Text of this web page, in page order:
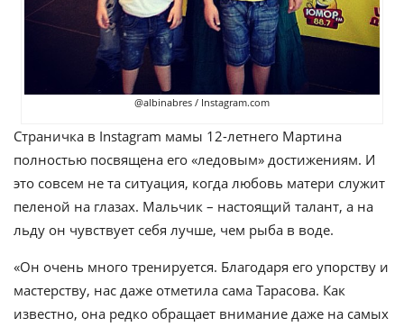
@albinabres / Instagram.com
Страничка в Instagram мамы 12-летнего Мартина
полностью посвящена его «ледовым» достижениям. И
это совсем не та ситуация, когда любовь матери служит
пеленой на глазах. Мальчик – настоящий талант, а на
льду он чувствует себя лучше, чем рыба в воде.
«Он очень много тренируется. Благодаря его упорству и
мастерству, нас даже отметила сама Тарасова. Как
известно, она редко обращает внимание даже на самых